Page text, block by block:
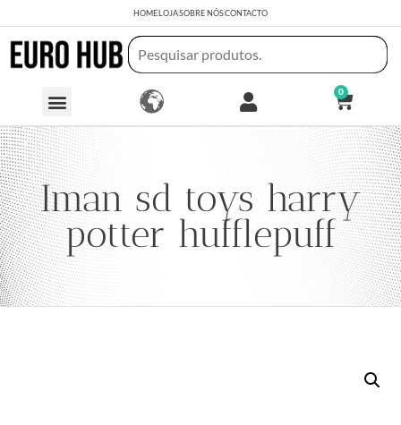
HOMELOJASOBRE NÓSCONTACTO
0
Iman sd toys harry
potter hufflepuff